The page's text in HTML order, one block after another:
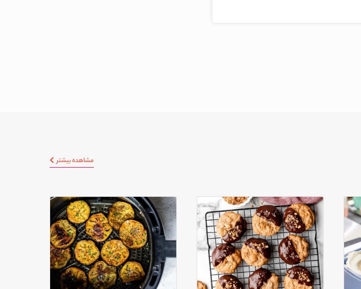
مشاهده بیشتر